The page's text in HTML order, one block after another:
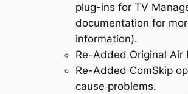
plug-ins for TV
documentation for
information).
Re-Added Original Air
Re-Added ComSkip
cause problems.